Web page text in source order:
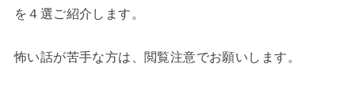
を４選ご紹介します。
怖い話が苦手な方は、閲覧注意でお願いします。